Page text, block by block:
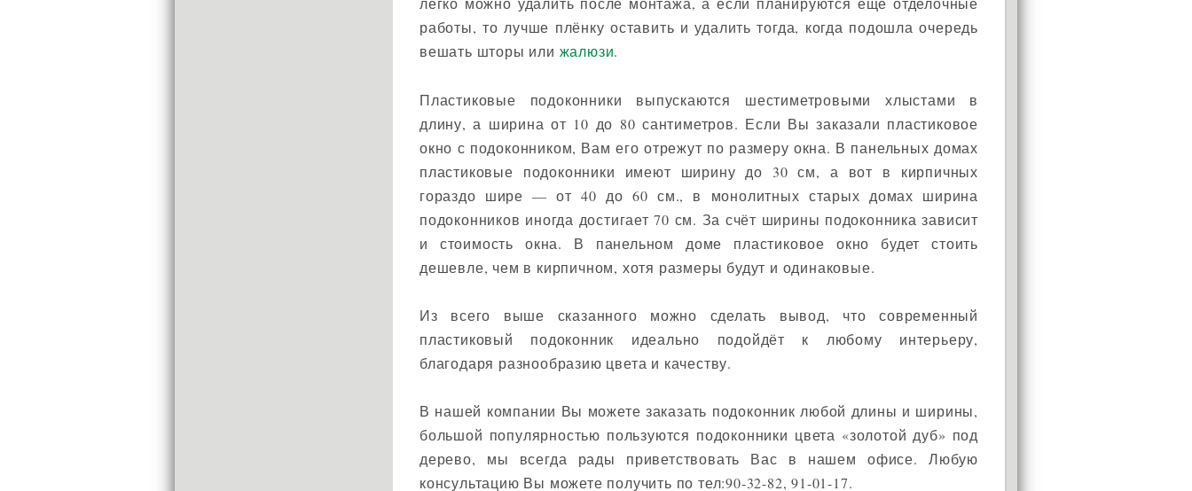
работы, то лучше плёнку оставить и удалить тогда, когда подошла очередь
вешать шторы или жалюзи.
Пластиковые подоконники выпускаются шестиметровыми хлыстами в
длину, а ширина от 10 до 80 сантиметров. Если Вы заказали пластиковое
окно с подоконником, Вам его отрежут по размеру окна. В панельных домах
пластиковые подоконники имеют ширину до 30 см, а вот в кирпичных
гораздо шире — от 40 до 60 см., в монолитных старых домах ширина
подоконников иногда достигает 70 см. За счёт ширины подоконника зависит
и стоимость окна. В панельном доме пластиковое окно будет стоить
дешевле, чем в кирпичном, хотя размеры будут и одинаковые.
Из всего выше сказанного можно сделать вывод, что современный
пластиковый подоконник идеально подойдёт к любому интерьеру,
благодаря разнообразию цвета и качеству.
В нашей компании Вы можете заказать подоконник любой длины и ширины,
большой популярностью пользуются подоконники цвета «золотой дуб» под
дерево, мы всегда рады приветствовать Вас в нашем офисе. Любую
консультацию Вы можете получить по тел:90-32-82, 91-01-17.